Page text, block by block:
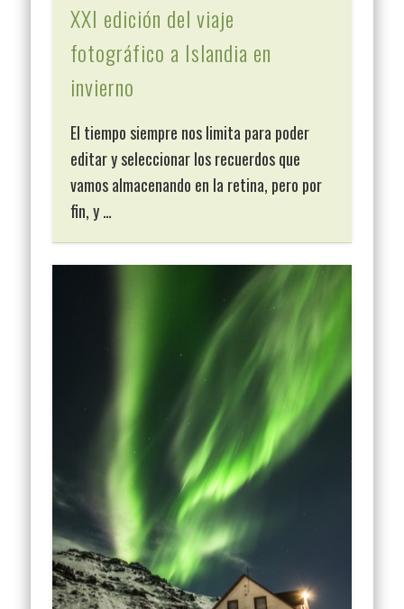
XXI edición del viaje
fotográfico a Islandia en
invierno
El tiempo siempre nos limita para poder
editar y seleccionar los recuerdos que
vamos almacenando en la retina, pero por
fin, y …